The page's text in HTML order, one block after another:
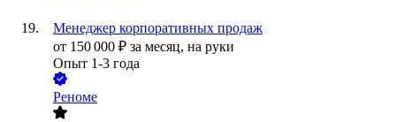
Менеджер корпоративных продаж
от 150 000 ₽ за месяц, на руки
Опыт 1-3 года
Реноме